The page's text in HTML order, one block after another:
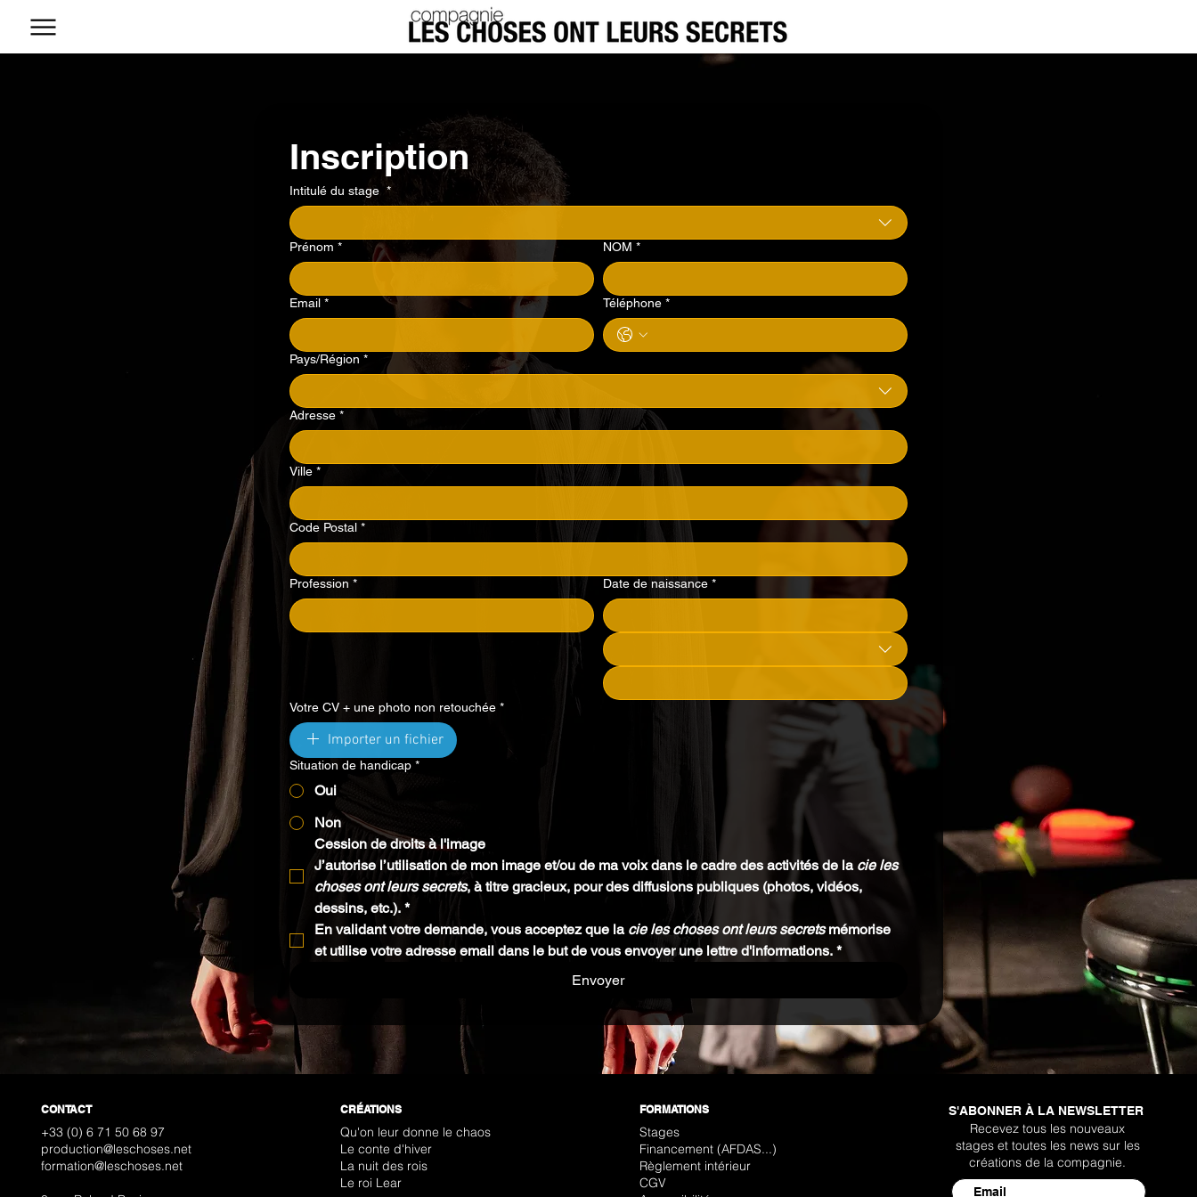
Inscription
Intitulé du stage *
Prénom * NOM *
Email * Téléphone *
Adresse
Pays/Région *
Adresse *
Ville *
Code Postal *
Profession * Date de naissance *
Votre CV + une photo non retouchée *
Importer un fichier
Situation de handicap *
Oui
Non
Cession de droits à l'image
J’autorise l’utilisation de mon image et/ou de ma voix dans le cadre des activités de la cie les
choses ont leurs secrets, à titre gracieux, pour des diffusions publiques (photos, vidéos,
dessins, etc.). *
En validant votre demande, vous acceptez que la cie les choses ont leurs secrets mémorise
et utilise votre adresse email dans le but de vous envoyer une lettre d'informations. *
Envoyer
CONTACT
+33 (0) 6 71 50 68 97
production@leschoses.net​
formation@leschoses.net
CRÉATIONS
Qu'on leur donne le chaos
Le conte d'hiver
La nuit des rois
Le roi Lear
FORMATIONS
Stages
Financement (AFDAS...)
Règlement intérieur
CGV
S'ABONNER À LA NEWSLETTER
Recevez tous les nouveaux
stages et toutes les news sur les
créations de la compagnie.